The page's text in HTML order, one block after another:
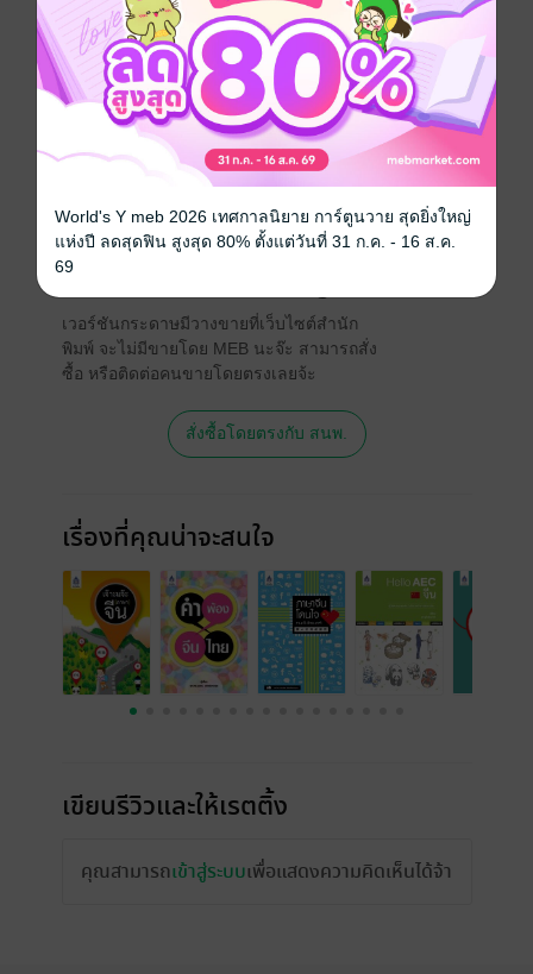
ภาษาจีน การพูด
ประเภทไฟล์ pdf
วันที่วางขาย 23 เมษายน 2556
ราคาปก 150 บาท (ประหยัด 20%)
สนใจเวอร์ชันกระดาษ เชิญทางนี้!
เวอร์ชันกระดาษมีวางขายที่เว็บไซต์สำนัก
พิมพ์ จะไม่มีขายโดย MEB นะจ๊ะ สามารถสั่ง
ซื้อ หรือติดต่อคนขายโดยตรงเลยจ้ะ
สั่งซื้อโดยตรงกับ สนพ.
เรื่องที่คุณน่าจะสนใจ
เขียนรีวิวและให้เรตติ้ง
คุณสามารถเข้าสู่ระบบเพื่อแสดงความคิดเห็นได้จ้า
World's Y meb 2026 เทศกาลนิยาย การ์ตูนวาย สุดยิ่งใหญ่
แห่งปี ลดสุดฟิน สูงสุด 80% ตั้งแต่วันที่ 31 ก.ค. - 16 ส.ค.
69